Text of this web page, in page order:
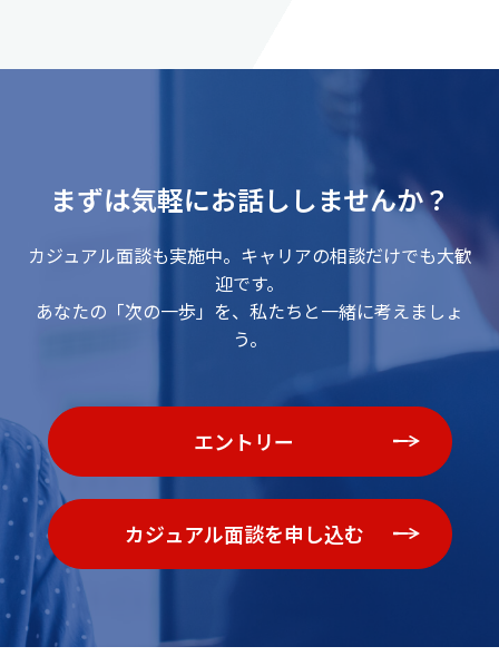
まずは気軽にお話ししませんか？
カジュアル面談も実施中。キャリアの相談だけでも大歓
迎です。
あなたの「次の一歩」を、私たちと一緒に考えましょ
う。
エントリー
カジュアル面談を申し込む